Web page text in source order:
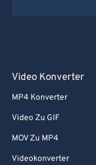
Video Konverter
MP4 Konverter
Video Zu GIF
MOV Zu MP4
Videokonverter